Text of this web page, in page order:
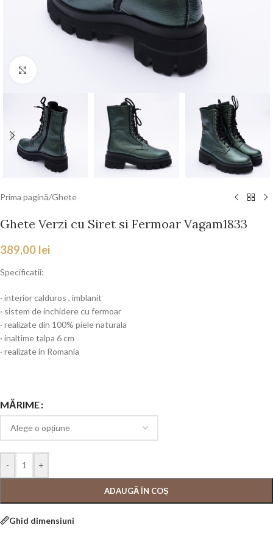
Prima pagină/Ghete
Ghete Verzi cu Siret si Fermoar Vagam1833
389,00 lei
Specificatii:
· interior calduros , imblanit
· sistem de inchidere cu fermoar
· realizate din 100% piele naturala
· inaltime talpa 6 cm
· realizate in Romania
MĂRIME
- +
ADAUGĂ ÎN COȘ
Ghid dimensiuni